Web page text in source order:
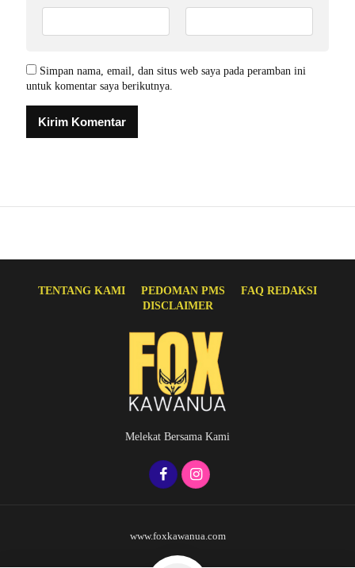
Simpan nama, email, dan situs web saya pada peramban ini
untuk komentar saya berikutnya.
TENTANG KAMI PEDOMAN PMS
FAQ REDAKSI
DISCLAIMER
Melekat Bersama Kami
www.foxkawanua.com